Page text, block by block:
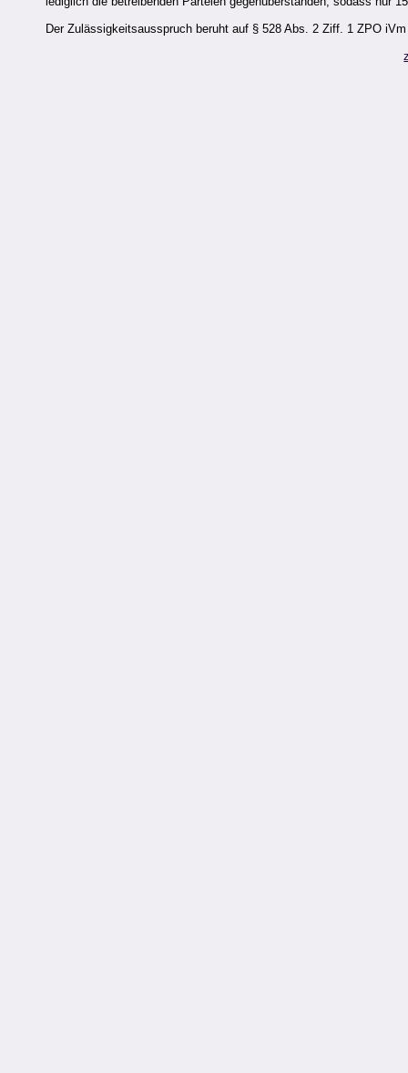
Der Zulässigkeitsausspruch beruht auf § 528 Abs. 2 Ziff. 1 ZPO